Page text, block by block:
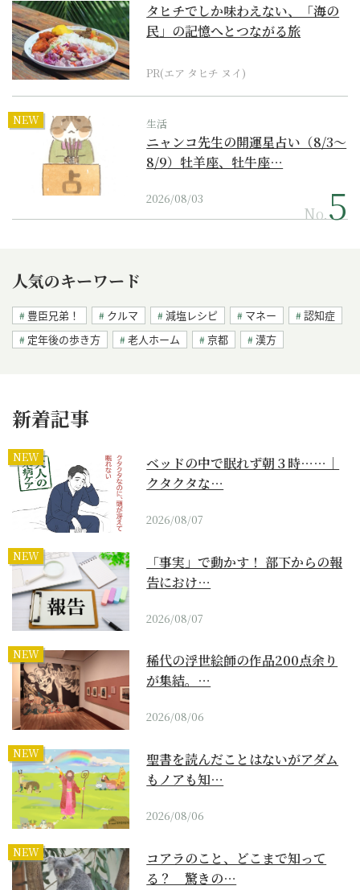
タヒチでしか味わえない、「海の
民」の記憶へとつながる旅
PR(エア タヒチ ヌイ)
NEW 生活
ニャンコ先生の開運星占い（8/3～
8/9）牡羊座、牡牛座…
2026/08/03
No.
人気のキーワード
豊臣兄弟！ クルマ 減塩レシピ マネー
認知症
定年後の歩き方
老人ホーム 京都 漢方
新着記事
NEW
ベッドの中で眠れず朝３時……｜
クタクタな…
2026/08/07
NEW
「事実」で動かす！ 部下からの報
告におけ…
2026/08/07
NEW
稀代の浮世絵師の作品200点余り
が集結。…
2026/08/06
NEW
聖書を読んだことはないがアダム
もノアも知…
2026/08/06
NEW
コアラのこと、どこまで知って
る？ 驚きの…